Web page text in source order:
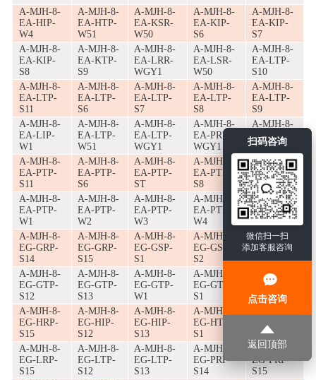
扫码咨询
微信扫一扫
添加客服咨询
点击咨询
返回顶部
A-MJH-8-
EA-HIP-
W4
A-MJH-8-
EA-HTP-
W51
A-MJH-8-
EA-KSR-
W50
A-MJH-8-
EA-KIP-
S6
A-MJH-8-
EA-KIP-
S7
A-MJH-8-
EA-KIP-
S8
A-MJH-8-
EA-KTP-
S9
A-MJH-8-
EA-LRR-
WGY1
A-MJH-8-
EA-LSR-
W50
A-MJH-8-
EA-LTP-
S10
A-MJH-8-
EA-LTP-
S11
A-MJH-8-
EA-LTP-
S6
A-MJH-8-
EA-LTP-
S7
A-MJH-8-
EA-LTP-
S8
A-MJH-8-
EA-LTP-
S9
A-MJH-8-
EA-LIP-
W1
A-MJH-8-
EA-LTP-
W51
A-MJH-8-
EA-LTP-
WGY1
A-MJH-8-
EA-PRR-
WGY1
A-MJH-8-
EA-PIP-
S10
A-MJH-8-
EA-PTP-
S11
A-MJH-8-
EA-PTP-
S6
A-MJH-8-
EA-PTP-
ST
A-MJH-8-
EA-PTP-
S8
A-MJH-8-
EA-PTP-
S9
A-MJH-8-
EA-PTP-
W1
A-MJH-8-
EA-PTP-
W2
A-MJH-8-
EA-PTP-
W3
A-MJH-8-
EA-PTP-
W4
A-MJH-8-
EA-PTP-
W51
A-MJH-8-
EG-GRP-
S14
A-MJH-8-
EG-GRP-
S15
A-MJH-8-
EG-GSP-
S1
A-MJH-8-
EG-GSP-
S2
A-MJH-8-
EG-GSP-
S3
A-MJH-8-
EG-GTP-
S12
A-MJH-8-
EG-GTP-
S13
A-MJH-8-
EG-GTP-
W1
A-MJH-8-
EG-GTT-
S1
A-MJH-8-
EG-HRP-
S14
A-MJH-8-
EG-HRP-
S15
A-MJH-8-
EG-HIP-
S12
A-MJH-8-
EG-HIP-
S13
A-MJH-8-
EG-HTT-
S1
EG-LRP-
S14
A-MJH-8-
EG-LRP-
S15
A-MJH-8-
EG-LTP-
S12
A-MJH-8-
EG-LTP-
S13
A-MJH-8-
EG-PRP-
S14
A-MJH-8-
EG-PRP-
S15